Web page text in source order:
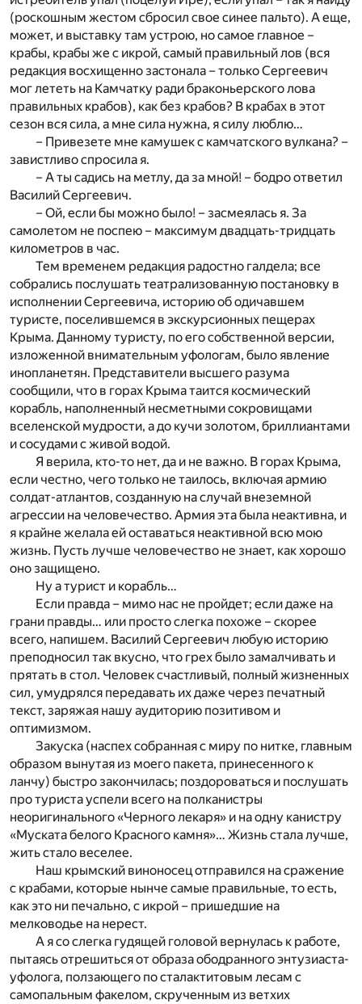
(роскошным жестом сбросил свое синее пальто). А еще,
может, и выставку там устрою, но самое главное –
крабы, крабы же с икрой, самый правильный лов (вся
редакция восхищенно застонала – только Сергеевич
мог лететь на Камчатку ради браконьерского лова
правильных крабов), как без крабов? В крабах в этот
сезон вся сила, а мне сила нужна, я силу люблю…
– Привезете мне камушек с камчатского вулкана? –
завистливо спросила я.
– А ты садись на метлу, да за мной! – бодро ответил
Василий Сергеевич.
– Ой, если бы можно было! – засмеялась я. За
самолетом не поспею – максимум двадцать-тридцать
километров в час.
Тем временем редакция радостно галдела; все
собрались послушать театрализованную постановку в
исполнении Сергеевича, историю об одичавшем
туристе, поселившемся в экскурсионных пещерах
Крыма. Данному туристу, по его собственной версии,
изложенной внимательным уфологам, было явление
инопланетян. Представители высшего разума
сообщили, что в горах Крыма таится космический
корабль, наполненный несметными сокровищами
вселенской мудрости, а до кучи золотом, бриллиантами
и сосудами с живой водой.
Я верила, кто-то нет, да и не важно. В горах Крыма,
если честно, чего только не таилось, включая армию
солдат-атлантов, созданную на случай внеземной
агрессии на человечество. Армия эта была неактивна, и
я крайне желала ей оставаться неактивной всю мою
жизнь. Пусть лучше человечество не знает, как хорошо
оно защищено.
Ну а турист и корабль…
Если правда – мимо нас не пройдет; если даже на
грани правды… или просто слегка похоже – скорее
всего, напишем. Василий Сергеевич любую историю
преподносил так вкусно, что грех было замалчивать и
прятать в стол. Человек счастливый, полный жизненных
сил, умудрялся передавать их даже через печатный
текст, заряжая нашу аудиторию позитивом и
оптимизмом.
Закуска (наспех собранная с миру по нитке, главным
образом вынутая из моего пакета, принесенного к
ланчу) быстро закончилась; поздороваться и послушать
про туриста успели всего на полканистры
неоригинального «Черного лекаря» и на одну канистру
«Муската белого Красного камня»… Жизнь стала лучше,
жить стало веселее.
Наш крымский виноносец отправился на сражение
с крабами, которые нынче самые правильные, то есть,
как это ни печально, с икрой – пришедшие на
мелководье на нерест.
А я со слегка гудящей головой вернулась к работе,
пытаясь отрешиться от образа ободранного энтузиаста-
уфолога, ползающего по сталактитовым лесам с
самопальным факелом, скрученным из ветхих